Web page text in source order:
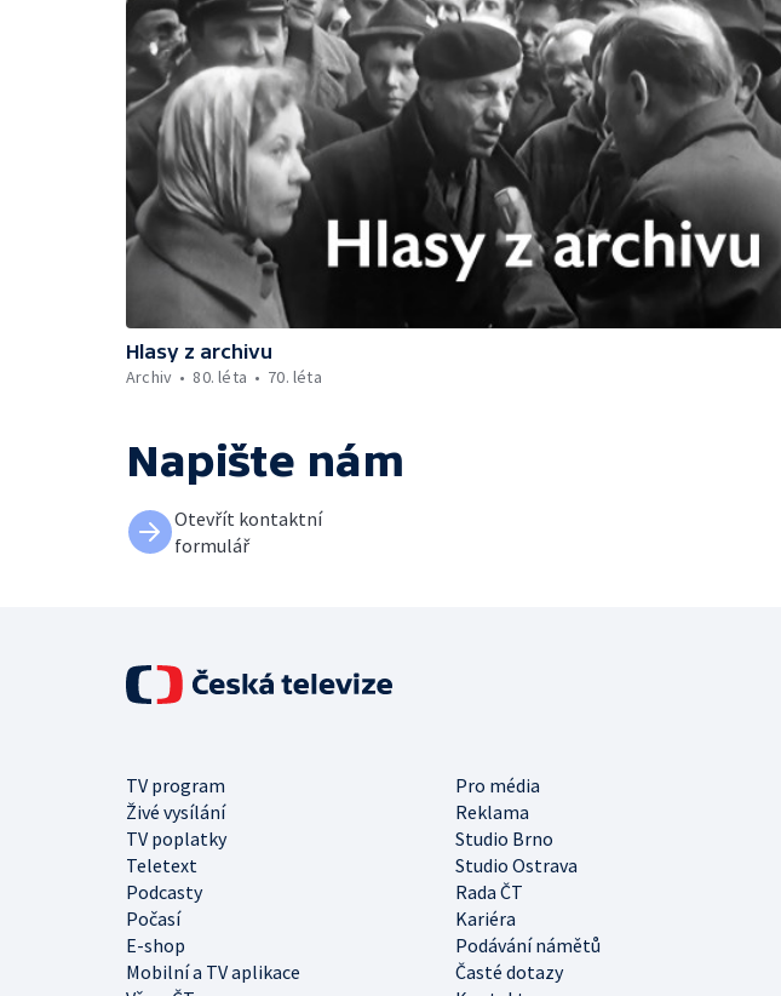
Hlasy z archivu
Archiv
80. léta 70. léta
Napište nám
Otevřít kontaktní
formulář
TV program
Pro média
Živé vysílání
Reklama
TV poplatky
Studio Brno
Teletext
Studio Ostrava
Podcasty
Rada ČT
Počasí
Kariéra
E-shop
Podávání námětů
Mobilní a TV aplikace
Časté dotazy